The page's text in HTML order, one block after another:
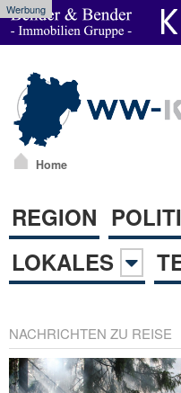
Werbung
Home
REGION
LOKALES
NACHRICHTEN ZU REISE